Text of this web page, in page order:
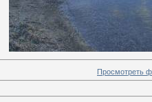
Просмотреть